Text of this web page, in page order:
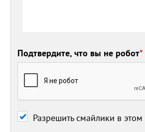
Подтвердите, что вы не робот*
Разрешить смайлики в